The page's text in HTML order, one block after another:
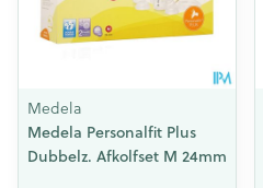
Medela
Medela Personalfit Plus
Dubbelz. Afkolfset M 24mm